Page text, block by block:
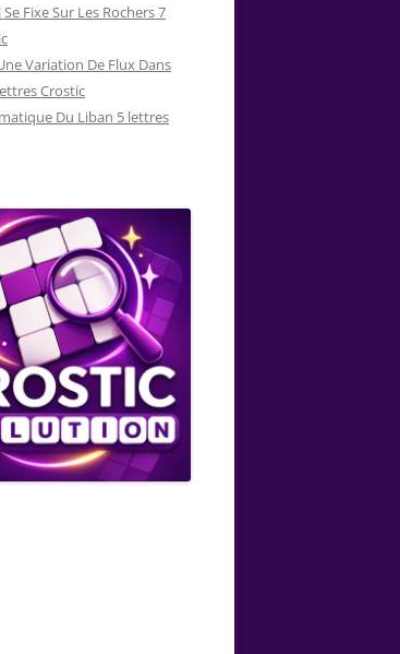
Fixe Sur Les Rochers 7
Variation De Flux Dans
Crostic
Du Liban 5 lettres